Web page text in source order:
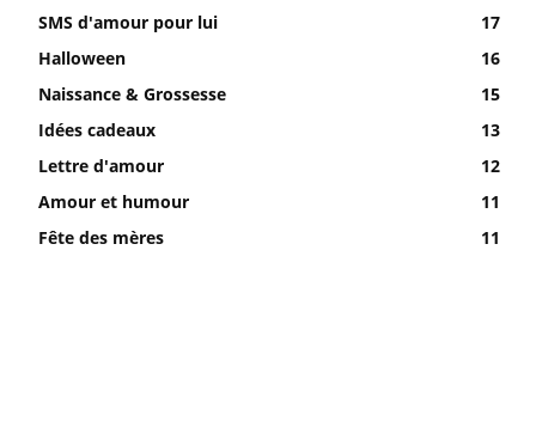
SMS d'amour pour lui
17
Halloween
16
Naissance & Grossesse
15
Idées cadeaux
13
Lettre d'amour
12
Amour et humour
11
Fête des mères
11